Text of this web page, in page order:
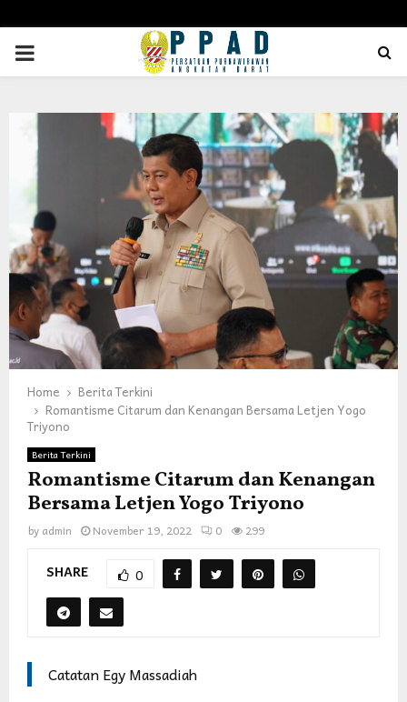
PRIMARY
Home
Berita Terkini
Romantisme Citarum dan Kenangan Bersama Letjen Yogo
Triyono
Berita Terkini
Romantisme Citarum dan Kenangan
Bersama Letjen Yogo Triyono
by admin November 19, 2022 0 299
SHARE 0
Catatan Egy Massadiah